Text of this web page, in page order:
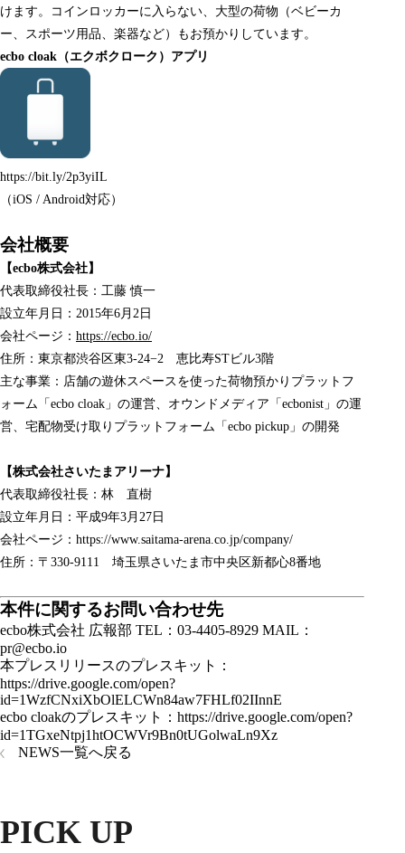
けます。コインロッカーに入らない、大型の荷物（ベビーカ
ー、スポーツ用品、楽器など）もお預かりしています。
ecbo cloak（エクボクローク）アプリ
https://bit.ly/2p3yiIL
（iOS / Android対応）
会社概要
【ecbo株式会社】
代表取締役社長：工藤 慎一
設立年月日：2015年6月2日
会社ページ： https://ecbo.io/
住所：東京都渋谷区東3-24−2 恵比寿STビル3階
主な事業：店舗の遊休スペースを使った荷物預かりプラットフ
ォーム「 ecbo cloak 」の運営、オウンドメディア「 ecbonist 」の運
営、宅配物受け取りプラットフォーム「ecbo pickup」の開発
【株式会社さいたまアリーナ】
代表取締役社長：林 直樹
設立年月日：平成9年3月27日
会社ページ： https://www.saitama-arena.co.jp/company/
住所：〒330-9111 埼玉県さいたま市中央区新都心8番地
本件に関するお問い合わせ先
ecbo株式会社 広報部 TEL：03-4405-8929 MAIL：
pr@ecbo.io
本プレスリリースのプレスキット：
https://drive.google.com/open?
id=1WzfCNxiXbOlELCWn84aw7FHLf02IInnE
ecbo cloakのプレスキット： https://drive.google.com/open?
id=1TGxeNtpj1htOCWVr9Bn0tUGolwaLn9Xz
NEWS一覧へ戻る
PICK UP